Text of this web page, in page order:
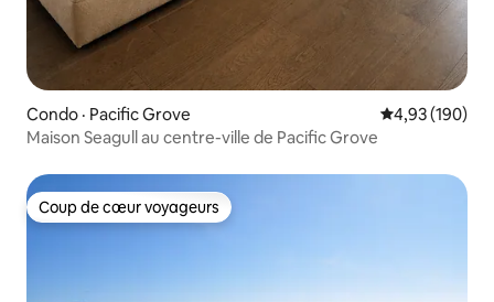
Condo · Pacific Grove Note
4,93 (190)
Maison Seagull au centre-ville de Pacific Grove
Coup de cœur voyageurs
Coup de cœur voyageurs